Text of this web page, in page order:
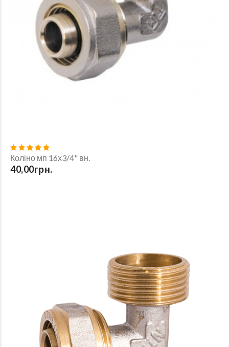
Коліно мп 16х3/4" вн.
40,00грн.